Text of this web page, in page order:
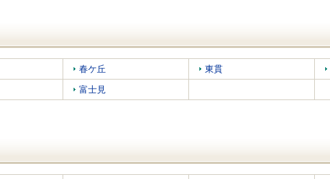
春ケ丘 東貫
富士見